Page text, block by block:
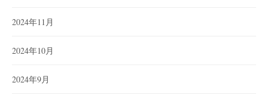
2024年11月
2024年10月
2024年9月